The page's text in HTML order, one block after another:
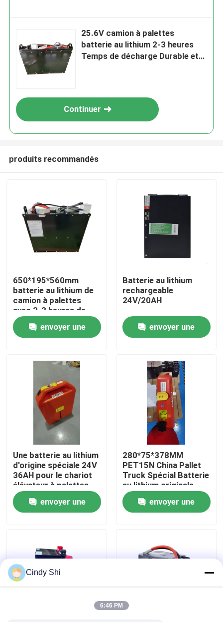
Maison
Produits
Au sujet de nous
Visite d'usine
Contrôle de qualité
Demandez une citation
Lithium électrique Ion Battery de chariot élévateur
Batterie de chariot élévateur au lithium-ion de 48 volts
25.6V camion à palettes
batterie au lithium 2-3 heures
Temps de décharge Durable et
Continuer
produits recommandés
650*195*560mm
batterie au lithium de
camion à palettes
avec 2-3 heures de
temps de décharge
pour les opérations
envoyer une
Batterie au lithium
rechargeable
24V/20AH
envoyer une
Une batterie au lithium
d'origine spéciale 24V
36AH pour le chariot
élévateur à palettes
PET15N
envoyer une
280*75*378MM
PET15N China Pallet
Truck Spécial Batterie
au lithium originale
24V 36AH
envoyer une
Cindy Shi
6:46 PM